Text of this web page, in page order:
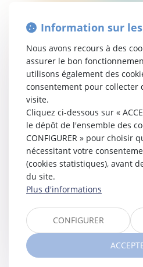
Information sur
Nous avons recours à des
assurer le bon
utilisons également des
consentement pour collecter
visite.
Cliquez ci-dessous sur «
le dépôt de l'ensemble des
CONFIGURER » pour choisir
nécessitant votre
(cookies statistiques), avant
du site.
Plus d'informations
CONFIGURER